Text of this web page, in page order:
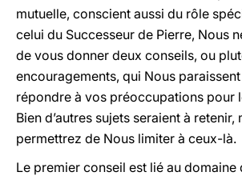
mutuelle, conscient aussi du rôle
celui du Successeur de Pierre, Nous
de vous donner deux conseils, ou
encouragements, qui Nous
répondre à vos préoccupations pour
Bien d’autres sujets seraient à
permettrez de Nous limiter à ceux-là.
Le premier conseil est lié au domaine